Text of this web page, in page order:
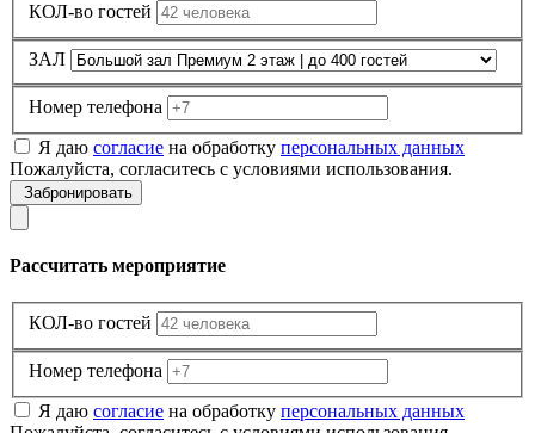
КОЛ-во гостей
ЗАЛ
Номер телефона
Я даю согласие на обработку персональных данных
Пожалуйста, согласитесь с условиями использования.
Забронировать
Рассчитать мероприятие
КОЛ-во гостей
Номер телефона
Я даю согласие на обработку персональных данных